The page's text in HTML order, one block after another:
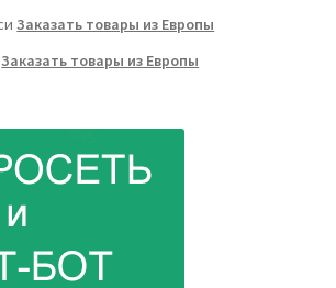
Заказать товары из Европы
Заказать товары из Европы